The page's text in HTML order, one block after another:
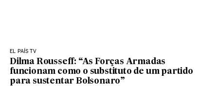
EL PAÍS TV
Dilma Rousseff: “As Forças Armadas
funcionam como o substituto de um partido
para sustentar Bolsonaro”